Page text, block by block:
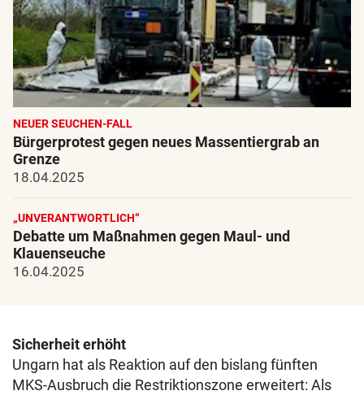
NEUER SEUCHEN-FALL
Bürgerprotest gegen neues Massentiergrab an
Grenze
18.04.2025
„UNVERANTWORTLICH“
Debatte um Maßnahmen gegen Maul- und
Klauenseuche
16.04.2025
Sicherheit erhöht
Ungarn hat als Reaktion auf den bislang fünften
MKS-Ausbruch die Restriktionszone erweitert: Als